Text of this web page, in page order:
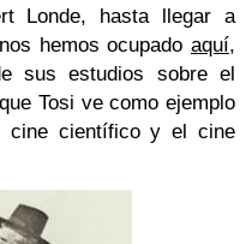
Londe, hasta llegar a
hemos ocupado aquí,
sus estudios sobre el
Tosi ve como ejemplo
cine científico y el cine